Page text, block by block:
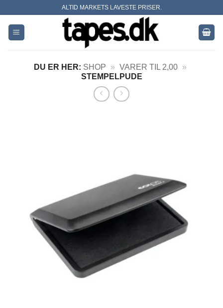
content
ALTID MARKETS LAVESTE PRISER.
DU ER HER: SHOP » VARER TIL 2,00 »
STEMPELPUDE